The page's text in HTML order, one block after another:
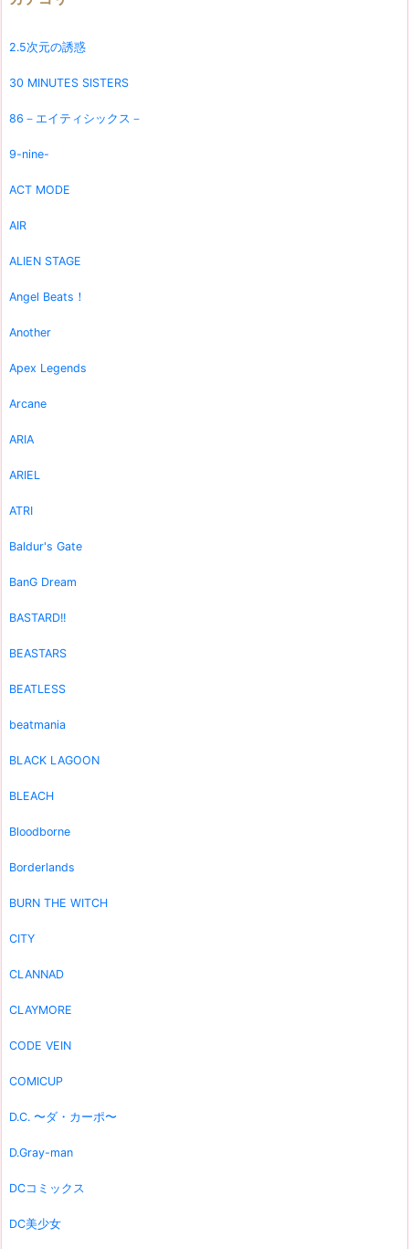
2.5次元の誘惑
30 MINUTES SISTERS
86－エイティシックス－
9-nine-
ACT MODE
AIR
ALIEN STAGE
Angel Beats！
Another
Apex Legends
Arcane
ARIA
ARIEL
ATRI
Baldur's Gate
BanG Dream
BASTARD!!
BEASTARS
BEATLESS
beatmania
BLACK LAGOON
BLEACH
Bloodborne
Borderlands
BURN THE WITCH
CITY
CLANNAD
CLAYMORE
CODE VEIN
COMICUP
D.C. 〜ダ・カーポ〜
D.Gray-man
DCコミックス
DC美少女